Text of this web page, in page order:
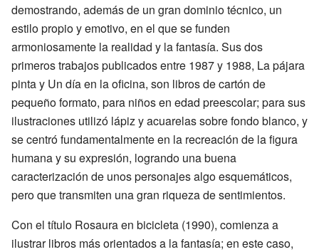
demostrando, además de un gran dominio técnico, un
estilo propio y emotivo, en el que se funden
armoniosamente la realidad y la fantasía. Sus dos
primeros trabajos publicados entre 1987 y 1988, La pájara
pinta y Un día en la oficina, son libros de cartón de
pequeño formato, para niños en edad preescolar; para sus
ilustraciones utilizó lápiz y acuarelas sobre fondo blanco, y
se centró fundamentalmente en la recreación de la figura
humana y su expresión, logrando una buena
caracterización de unos personajes algo esquemáticos,
pero que transmiten una gran riqueza de sentimientos.
Con el título Rosaura en bicicleta (1990), comienza a
ilustrar libros más orientados a la fantasía; en este caso,